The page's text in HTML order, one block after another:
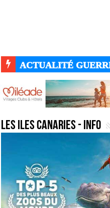
ACTUALITÉ DU
les iles canaries - Info